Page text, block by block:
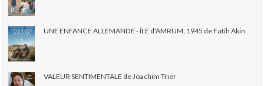
UNE ENFANCE ALLEMANDE - ÎLE d'AMRUM, 1945 de Fatih Akin
VALEUR SENTIMENTALE de Joachim Trier